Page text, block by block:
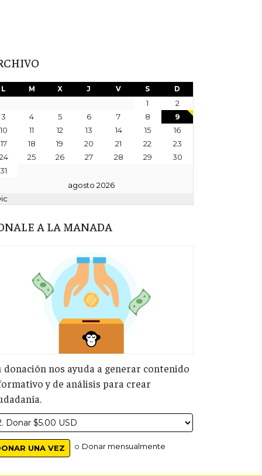
agosto 2026
L M X J V S D
1
2
3
4 5 6 7 8
9
10
11 12 13 14 15
16
17
18 19 20 21 22
23
25 26 27 28 29
30
31
A LA MANADA
donación nos ayuda a generar contenido
y de análisis para crear
o Donar mensualmente